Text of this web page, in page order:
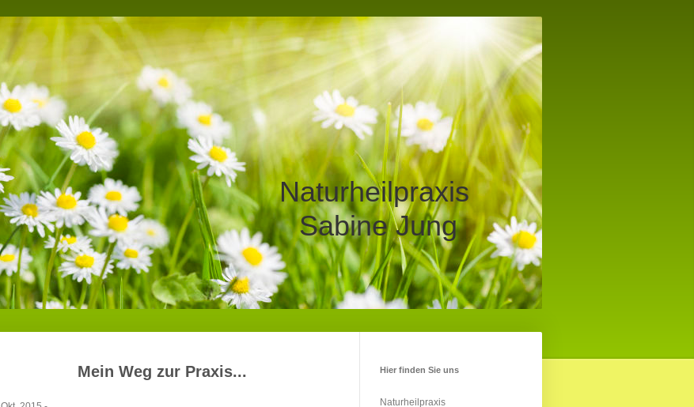
Naturheilpraxis
Sabine Jung
Mein Weg zur Praxis... Hier finden Sie uns
Naturheilpraxis